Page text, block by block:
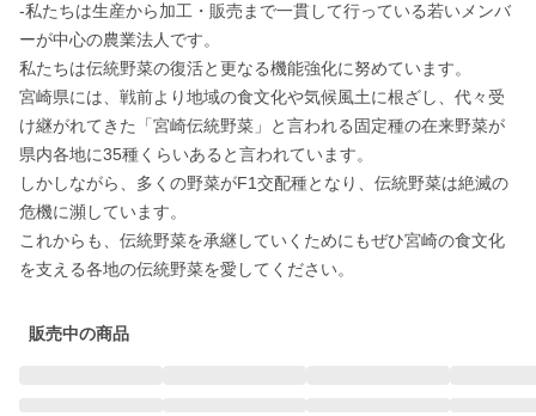
-私たちは生産から加工・販売まで一貫して行っている若いメンバ
ーが中心の農業法人です。
私たちは伝統野菜の復活と更なる機能強化に努めています。
宮崎県には、戦前より地域の食文化や気候風土に根ざし、代々受
け継がれてきた「宮崎伝統野菜」と言われる固定種の在来野菜が
県内各地に35種くらいあると言われています。
しかしながら、多くの野菜がF1交配種となり、伝統野菜は絶滅の
危機に瀕しています。
これからも、伝統野菜を承継していくためにもぜひ宮崎の食文化
を支える各地の伝統野菜を愛してください。
販売中の商品